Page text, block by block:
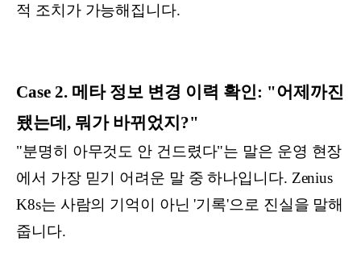
적 조치가 가능해집니다.
Case 2. 메타 정보 변경 이력 확인: "어제까진
됐는데, 뭐가 바뀌었지?"
"분명히 아무것도 안 건드렸다"는 말은 운영 현장
에서 가장 믿기 어려운 말 중 하나입니다. Zenius
K8s는 사람의 기억이 아닌 '기록'으로 진실을 말해
줍니다.